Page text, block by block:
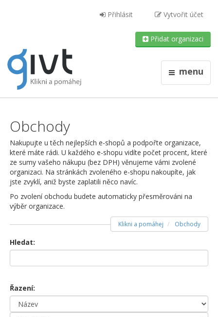
Přihlásit Vytvořit účet
Přidat organizaci
menu
Obchody
Nakupujte u těch nejlepších e-shopů a podpořte organizace,
které máte rádi. U každého e-shopu vidíte počet procent, které
ze sumy vašeho nákupu (bez DPH) věnujeme vámi zvolené
organizaci. Na stránkách zvoleného e-shopu nakoupíte, jak
jste zvyklí, aniž byste zaplatili něco navíc.
Po zvolení obchodu budete automaticky přesměrováni na
výběr organizace.
Klikni a pomáhej Obchody
Hledat:
Řazení: